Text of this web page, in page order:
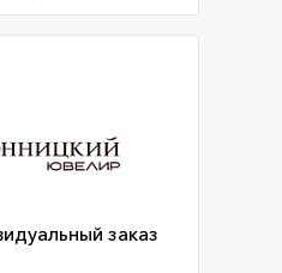
заказ